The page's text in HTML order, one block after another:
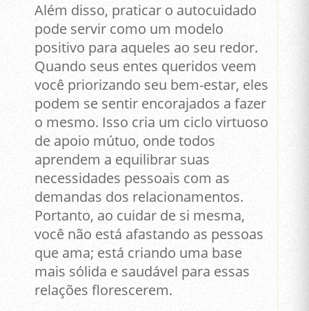
Além disso, praticar o autocuidado
pode servir como um modelo
positivo para aqueles ao seu redor.
Quando seus entes queridos veem
você priorizando seu bem-estar, eles
podem se sentir encorajados a fazer
o mesmo. Isso cria um ciclo virtuoso
de apoio mútuo, onde todos
aprendem a equilibrar suas
necessidades pessoais com as
demandas dos relacionamentos.
Portanto, ao cuidar de si mesma,
você não está afastando as pessoas
que ama; está criando uma base
mais sólida e saudável para essas
relações florescerem.